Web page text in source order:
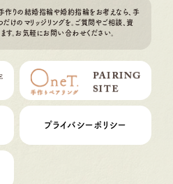
作りの結婚指輪や婚約指輪をお考えなら、手
のマリッジリングを。ご質問やご相談、資
。お気軽にお問い合わせください。
プライバシーポリシー